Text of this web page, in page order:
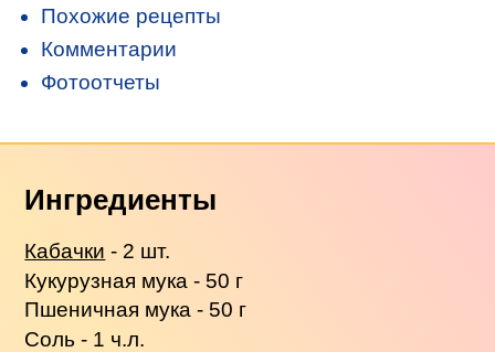
Похожие рецепты
Комментарии
Фотоотчеты
Ингредиенты
Кабачки - 2 шт.
Кукурузная мука - 50 г
Пшеничная мука - 50 г
Соль - 1 ч.л.